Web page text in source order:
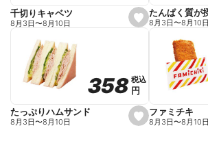
e
s
e
o
r
i
e
千切りキャベツ
8月3日〜8月10日 8月3日〜8月10日
s
e
358
358税込
税込
円
円
たっぷりハムサンド
8月3日〜8月10日
ファミチキ
8月3日〜8月10日